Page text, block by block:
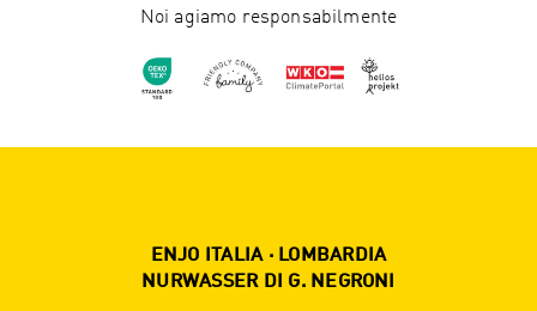
Noi agiamo responsabilmente
ENJO ITALIA · LOMBARDIA
NURWASSER DI G. NEGRONI